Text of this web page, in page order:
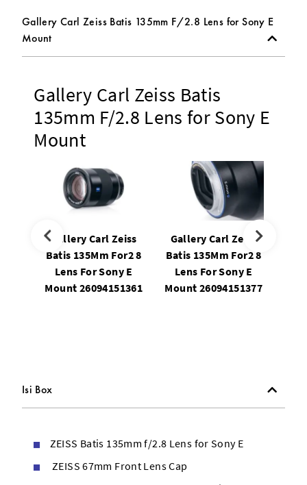
Gallery Carl Zeiss Batis 135mm F/2.8 Lens for Sony E
Mount
Gallery Carl Zeiss Batis
135mm F/2.8 Lens for Sony E
Mount
Gallery Carl Zeiss
Batis 135Mm For2 8
Lens For Sony E
Mount 26094151361
Gallery Carl Zeiss
Batis 135Mm For2 8
Lens For Sony E
Mount 26094151377
Isi Box
ZEISS Batis 135mm f/2.8 Lens for Sony E
ZEISS 67mm Front Lens Cap